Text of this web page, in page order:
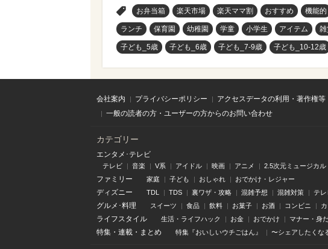
お弁当箱 楽天市場 楽天ママ割 おすすめ 機能的
ランチ 保育園 幼稚園 学童 小学生 アイテム
子ども_5歳 子ども_6歳 子ども_7-9歳 子ども_10-12歳
会社案内 プライバシーポリシー アクセスデータの利用・著作権等
一般の読者の方・ユーザーの方からのお問い合わせ
カテゴリー
エンタメ･テレビ
テレビ 音楽 V系 アイドル 映画 アニメ 2.5次元ミュージカル
ファミリー 家庭 子ども おしゃれ おでかけ・レジャー
ディズニー TDL TDS 裏ワザ・攻略 混雑予想 混雑対策 テレ
グルメ･料理 スイーツ 食品 飲料 お菓子 お酒 コンビニ
ライフスタイル 生活・ライフハック お金 おでかけ マナー・身
特集 ・ 連載 ・ まとめ 特集『おいしいウチごはん』 〜シェアしたくな